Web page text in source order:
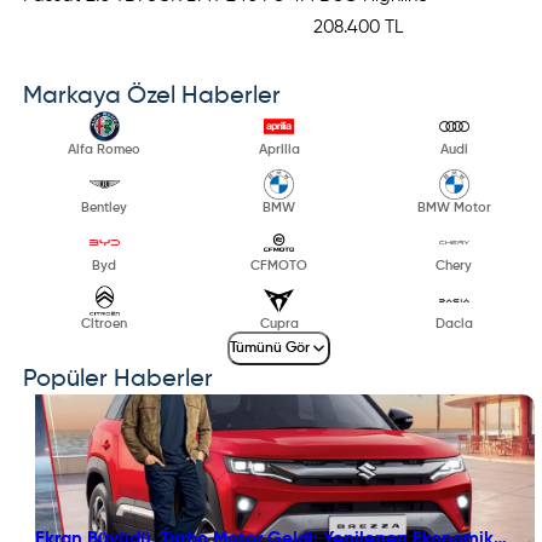
208.400 TL
Markaya Özel Haberler
Alfa Romeo Aprilia Audi
Bentley BMW BMW Motor
Byd CFMOTO Chery
Citroen Cupra Dacia
Tümünü Gör
Popüler Haberler